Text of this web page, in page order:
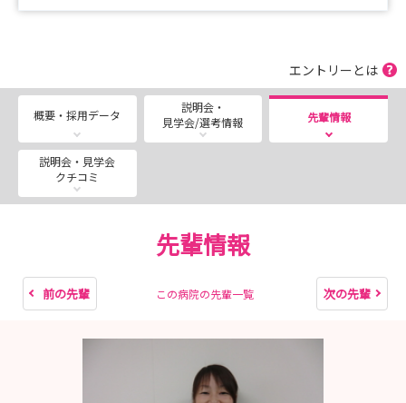
エントリーとは
概要・採用データ
説明会・
見学会/選考情報
先輩情報
説明会・見学会
クチコミ
先輩情報
前の先輩 この病院の先輩一覧 次の先輩